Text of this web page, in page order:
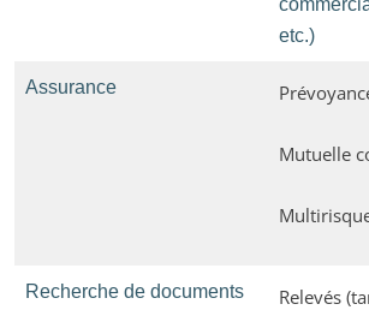
etc.)
Assurance
Mutuelle
Recherche de documents
Relevés